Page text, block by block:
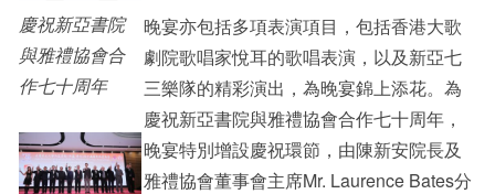
慶祝新亞書院
與雅禮協會合
作七十周年
晚宴亦包括多項表演項目，包括香港大歌
劇院歌唱家悅耳的歌唱表演，以及新亞七
三樂隊的精彩演出，為晚宴錦上添花。為
慶祝新亞書院與雅禮協會合作七十周年，
晚宴特別增設慶祝環節，由陳新安院長及
雅禮協會董事會主席Mr. Laurence Bates分